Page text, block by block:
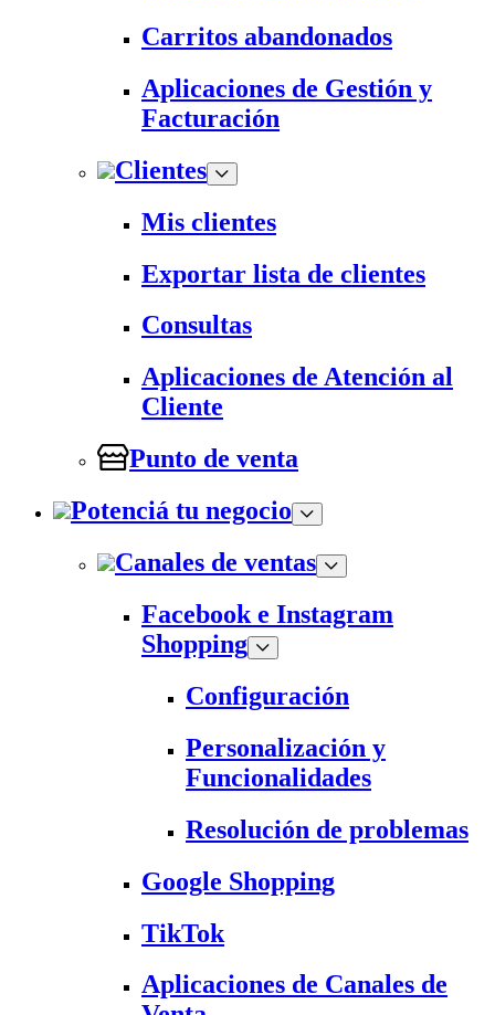
Carritos abandonados
Aplicaciones de Gestión y
Facturación
Clientes
Mis clientes
Exportar lista de clientes
Consultas
Aplicaciones de Atención al
Cliente
Punto de venta
Potenciá tu negocio
Canales de ventas
Facebook e Instagram
Shopping
Configuración
Personalización y
Funcionalidades
Resolución de problemas
Google Shopping
TikTok
Aplicaciones de Canales de